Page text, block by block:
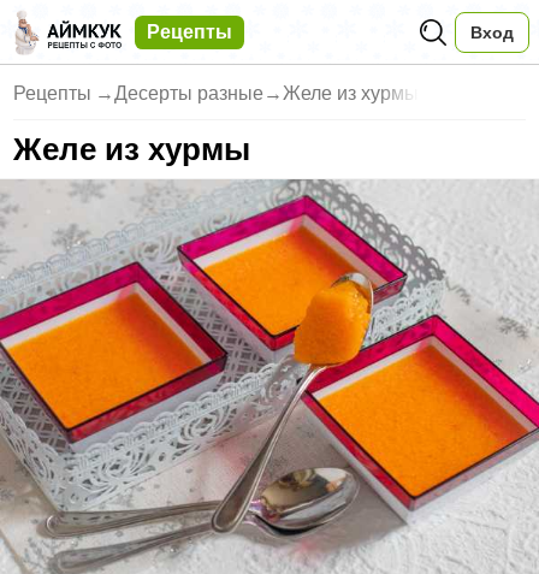
Рецепты Вход
Рецепты →Десерты разные → Желе из хурмы
Желе из хурмы